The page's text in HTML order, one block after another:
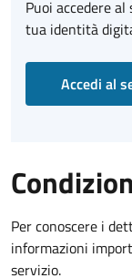
Puoi accedere
tua identità
Accedi al
Per conoscere i
informazioni
servizio.